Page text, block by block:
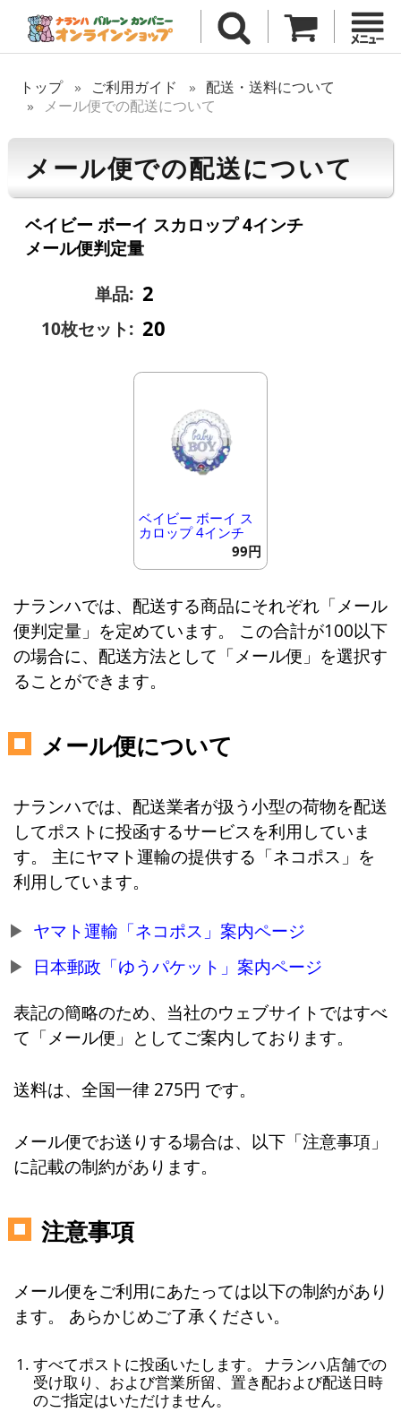
トップ ご利用ガイド
配送・送料について
メール便での配送について
メール便での配送について
ベイビー ボーイ スカロップ 4インチ
メール便判定量
単品: 2
10枚セット: 20
ベイビー ボーイ ス
カロップ 4インチ
99円
ナランハでは、配送する商品にそれぞれ「メール
便判定量」を定めています。 この合計が100以下
の場合に、配送方法として「メール便」を選択す
ることができます。
メール便について
ナランハでは、配送業者が扱う小型の荷物を配送
してポストに投函するサービスを利用していま
す。 主にヤマト運輸の提供する「ネコポス」を
利用しています。
ヤマト運輸「ネコポス」案内ページ
日本郵政「ゆうパケット」案内ページ
表記の簡略のため、当社のウェブサイトではすべ
て「メール便」としてご案内しております。
送料は、全国一律 275円 です。
メール便でお送りする場合は、以下「注意事項」
に記載の制約があります。
注意事項
メール便をご利用にあたっては以下の制約があり
ます。 あらかじめご了承ください。
すべてポストに投函いたします。 ナランハ店舗での
受け取り、および営業所留、置き配および配送日時
のご指定はいただけません。